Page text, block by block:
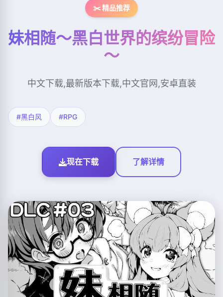
✂️ 精品推荐
妹相随～黑白世界的缤纷冒险
～
中文下载,最新版本下载,中文官网,安卓直装
#黑白风 #RPG
现在下载 了解详情